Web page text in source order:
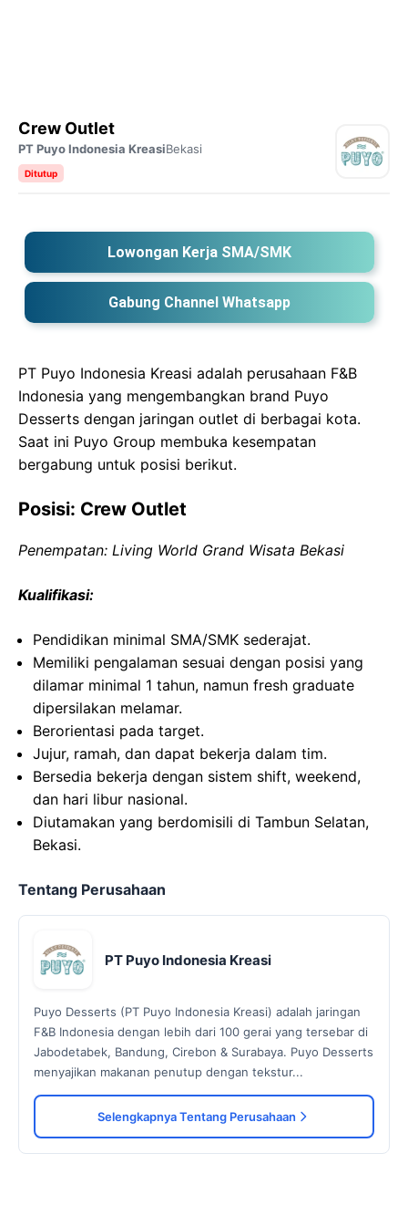
Crew Outlet
PT Puyo Indonesia KreasiBekasi
Ditutup
Lowongan Kerja SMA/SMK
Gabung Channel Whatsapp
PT Puyo Indonesia Kreasi adalah perusahaan F&B
Indonesia yang mengembangkan brand Puyo
Desserts dengan jaringan outlet di berbagai kota.
Saat ini Puyo Group membuka kesempatan
bergabung untuk posisi berikut.
Posisi: Crew Outlet
Penempatan: Living World Grand Wisata Bekasi
Kualifikasi:
Pendidikan minimal SMA/SMK sederajat.
Memiliki pengalaman sesuai dengan posisi yang
dilamar minimal 1 tahun, namun fresh graduate
dipersilakan melamar.
Berorientasi pada target.
Jujur, ramah, dan dapat bekerja dalam tim.
Bersedia bekerja dengan sistem shift, weekend,
dan hari libur nasional.
Diutamakan yang berdomisili di Tambun Selatan,
Bekasi.
Tentang Perusahaan
PT Puyo Indonesia Kreasi
Puyo Desserts (PT Puyo Indonesia Kreasi) adalah jaringan
F&B Indonesia dengan lebih dari 100 gerai yang tersebar di
Jabodetabek, Bandung, Cirebon & Surabaya. Puyo Desserts
menyajikan makanan penutup dengan tekstur...
Selengkapnya Tentang Perusahaan